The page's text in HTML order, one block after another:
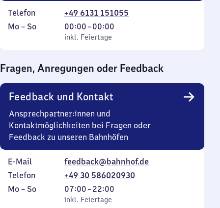
Telefon
+49 6131 151055
Montag
Mo – So,
inkl. Feiertage
00:00–00:00
Von
0
0
Uhr
inkl. Feiertage
Fragen, Anregungen oder Feedback
Feedback und Kontakt
Ansprechpartner:innen und
Kontaktmöglichkeiten bei Fragen oder
Feedback zu unseren Bahnhöfen
E-Mail
feedback@bahnhof.de
Telefon
+49 30 586020930
Montag
Mo – So,
inkl. Feiertage
07:00–22:00
Von
7
inkl. Feiertage